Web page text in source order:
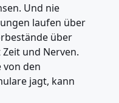
Und nie
laufen über
über
und Nerven.
von den
jagt, kann